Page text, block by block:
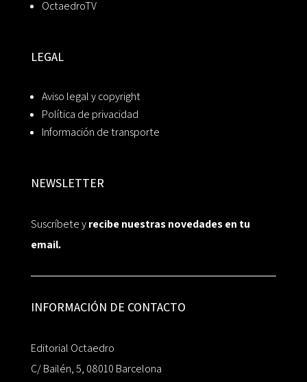
OctaedroTV
LEGAL
Aviso legal y copyright
Política de privacidad
Información de transporte
NEWSLETTER
Suscríbete yrecibe nuestras novedades en tu
email.
INFORMACIÓN DE CONTACTO
Editorial Octaedro
C/ Bailén, 5, 08010 Barcelona